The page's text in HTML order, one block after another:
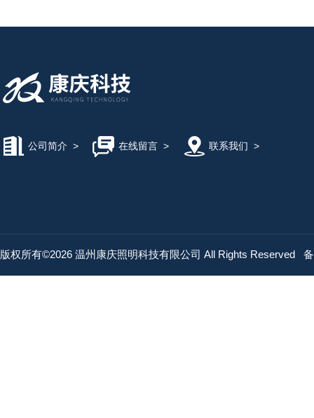
公司简介 > 在线留言> 联系我们 >
版权所有©2026 温州康庆照明科技有限公司 All Rights Reserved